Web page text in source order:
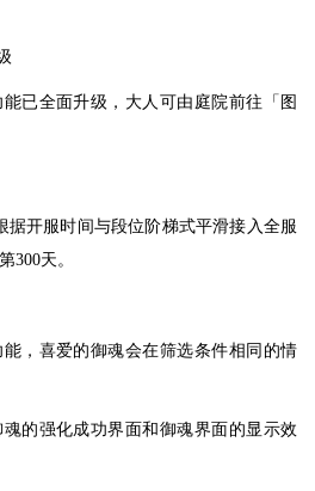
已全面升级，大人可由庭院前往「图
据开服时间与段位阶梯式平滑接入全服
300天。
，喜爱的御魂会在筛选条件相同的情
的强化成功界面和御魂界面的显示效